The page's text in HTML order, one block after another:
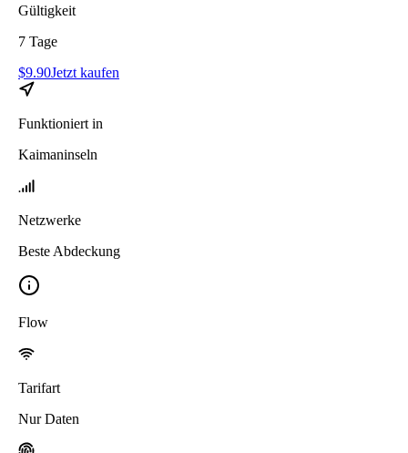
Gültigkeit
7 Tage
$9.90Jetzt kaufen
Funktioniert in
Kaimaninseln
Netzwerke
Beste Abdeckung
Flow
Tarifart
Nur Daten